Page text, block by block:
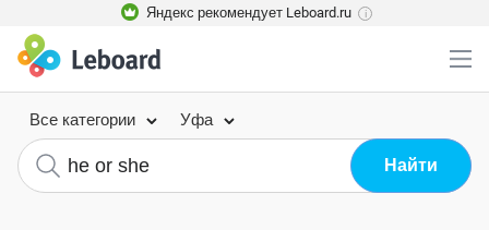
Яндекс рекомендует Leboard.ru i
Все категории Уфа